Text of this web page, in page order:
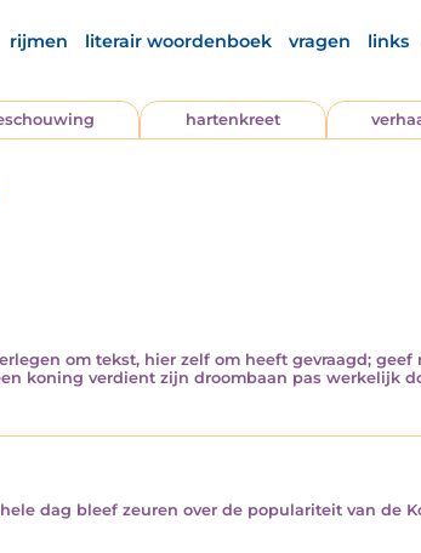
rijmen literair woordenboek vragen links
hartenkreet
om tekst, hier zelf om heeft gevraagd;
koning verdient zijn droombaan pas werkelijk
dag bleef zeuren over de populariteit van de